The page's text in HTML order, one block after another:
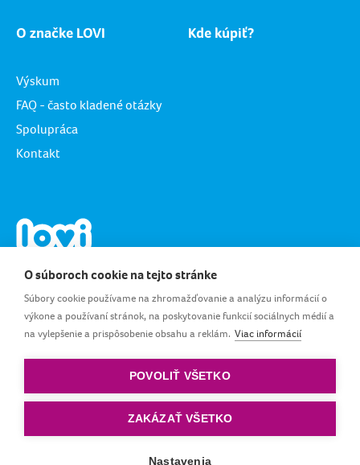
O značke LOVI
Výskum
FAQ - často kladené otázky
Spolupráca
Kontakt
Kde kúpiť?
SK_SK
|Pravidlá cookie
O súboroch cookie na tejto stránke
Súbory cookie používame na zhromažďovanie a analýzu informácií o
výkone a používaní stránok, na poskytovanie funkcií sociálnych médií a
na vylepšenie a prispôsobenie obsahu a reklám. Viac informácií
POVOLIŤ VŠETKO
ZAKÁZAŤ VŠETKO
Nastavenia